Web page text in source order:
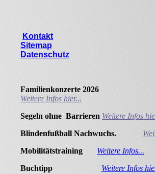
Kontakt
Sitemap
Datenschutz
Familienkonzerte 2026
Weitere Infos hier...
Segeln ohne Barrieren Weitere Infos
Blindenfußball Nachwuchs.
Mobilitätstraining Weitere Infos...
Buchtipp
Weitere Infos